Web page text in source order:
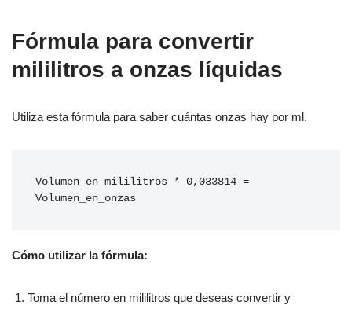
Fórmula para convertir
mililitros a onzas líquidas
Utiliza esta fórmula para saber cuántas onzas hay por ml.
Volumen_en_mililitros * 0,033814 =
Volumen_en_onzas
Cómo utilizar la fórmula:
Toma el número en mililitros que deseas convertir y